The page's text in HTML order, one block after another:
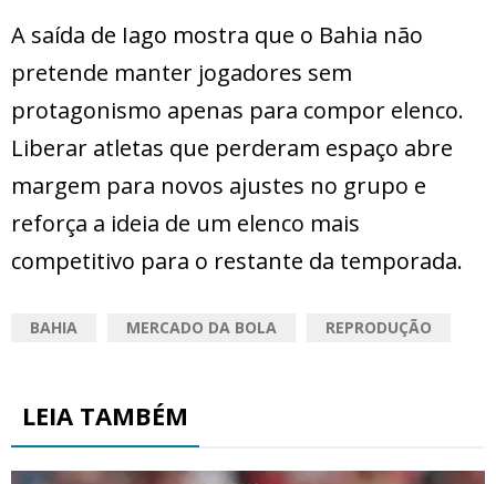
A saída de Iago mostra que o Bahia não
pretende manter jogadores sem
protagonismo apenas para compor elenco.
Liberar atletas que perderam espaço abre
margem para novos ajustes no grupo e
reforça a ideia de um elenco mais
competitivo para o restante da temporada.
BAHIA MERCADO DA BOLA REPRODUÇÃO
LEIA TAMBÉM